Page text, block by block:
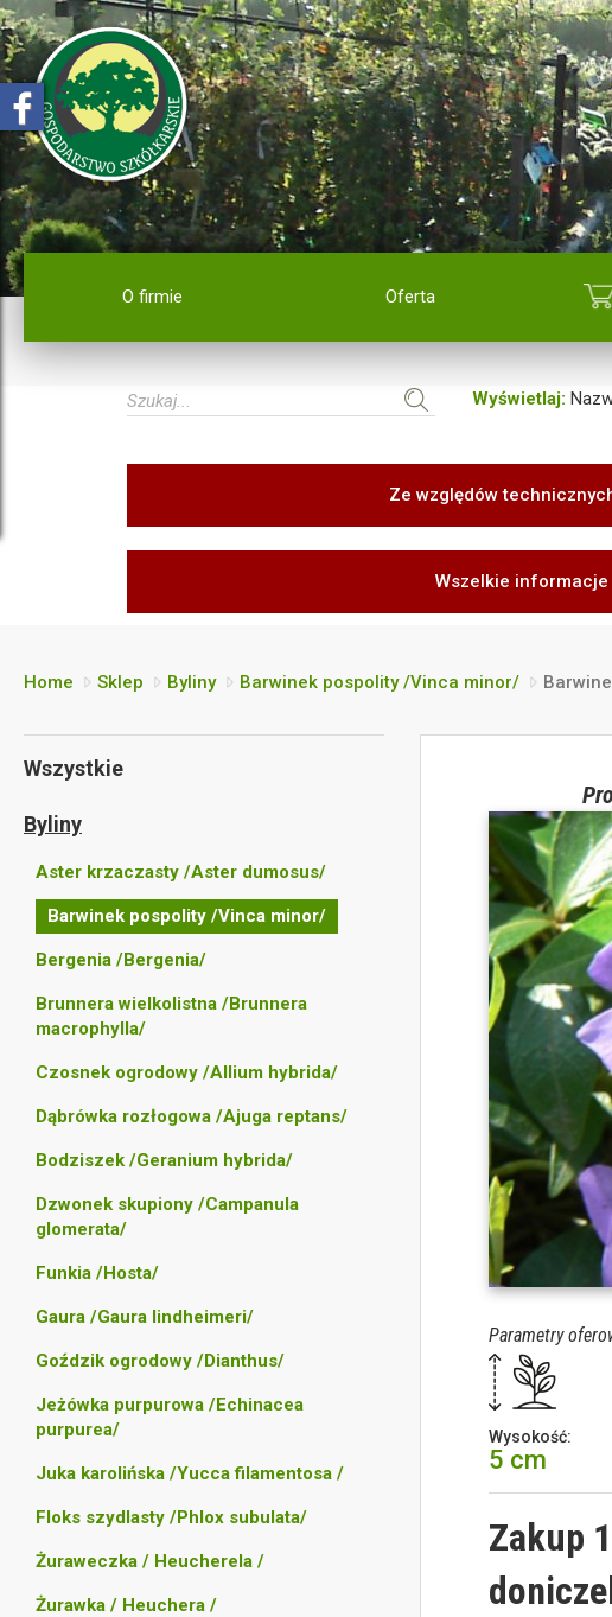
O firmie Oferta
Wyświetlaj:
Ze względów
Wszelkie informacje
Home Sklep Byliny Barwinek pospolity /Vinca minor/
Wszystkie
Byliny
Aster krzaczasty /Aster dumosus/
Barwinek pospolity /Vinca minor/
Bergenia /Bergenia/
Brunnera wielkolistna /Brunnera
macrophylla/
Czosnek ogrodowy /Allium hybrida/
Dąbrówka rozłogowa /Ajuga reptans/
Bodziszek /Geranium hybrida/
Dzwonek skupiony /Campanula
glomerata/
Funkia /Hosta/
Gaura /Gaura lindheimeri/
Goździk ogrodowy /Dianthus/
Jeżówka purpurowa /Echinacea
purpurea/
Juka karolińska /Yucca filamentosa /
Floks szydlasty /Phlox subulata/
Żuraweczka / Heucherela /
Żurawka / Heuchera /
Parametry
Wysokość:
5 cm
Zakup